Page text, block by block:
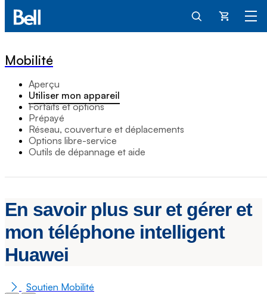
Panier
Mobilité
Aperçu
Utiliser mon appareil
Forfaits et options
Prépayé
Réseau, couverture et déplacements
Options libre-service
Outils de dépannage et aide
En savoir plus sur et gérer et
mon téléphone intelligent
Huawei
Soutien Mobilité